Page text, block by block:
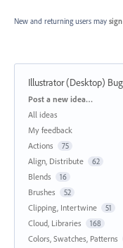
New and returning users may
Illustrator (Desktop)
Categories
Post a new idea…
All ideas
My feedback
Actions
75
Align, Distribute 62
Blends 16
Brushes 52
Clipping, Intertwine 51
Cloud, Libraries 168
Colors, Swatches, Patterns